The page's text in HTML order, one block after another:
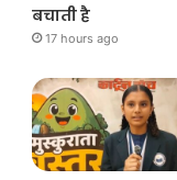
बचाती है
17 hours ago